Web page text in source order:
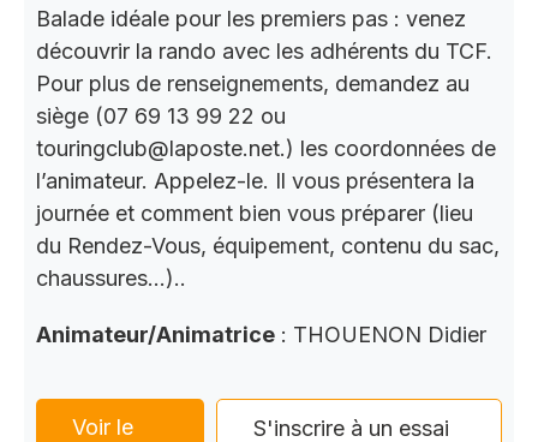
Balade idéale pour les premiers pas : venez
découvrir la rando avec les adhérents du TCF.
Pour plus de renseignements, demandez au
siège (07 69 13 99 22 ou
touringclub@laposte.net.) les coordonnées de
l’animateur. Appelez-le. Il vous présentera la
journée et comment bien vous préparer (lieu
du Rendez-Vous, équipement, contenu du sac,
chaussures…)..
Animateur/Animatrice : THOUENON Didier
Voir le
S'inscrire à un essai